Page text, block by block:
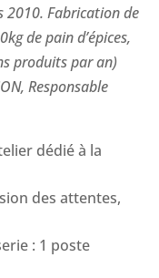
2010. Fabrication de
de pain d’épices,
produits par an)
Responsable
dédié à la
des attentes,
: 1 poste